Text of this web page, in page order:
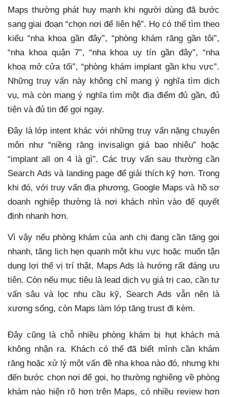
Maps thường phát huy mạnh khi người dùng đã bước
sang giai đoạn “chọn nơi để liên hệ”. Họ có thể tìm theo
kiểu “nha khoa gần đây”, “phòng khám răng gần tôi”,
“nha khoa quận 7”, “nha khoa uy tín gần đây”, “nha
khoa mở cửa tối”, “phòng khám implant gần khu vực”.
Những truy vấn này không chỉ mang ý nghĩa tìm dịch
vụ, mà còn mang ý nghĩa tìm một địa điểm đủ gần, đủ
tiện và đủ tin để gọi ngay.
Đây là lớp intent khác với những truy vấn nặng chuyên
môn như “niềng răng invisalign giá bao nhiêu” hoặc
“implant all on 4 là gì”. Các truy vấn sau thường cần
Search Ads và landing page để giải thích kỹ hơn. Trong
khi đó, với truy vấn địa phương, Google Maps và hồ sơ
doanh nghiệp thường là nơi khách nhìn vào để quyết
định nhanh hơn.
Vì vậy nếu phòng khám của anh chị đang cần tăng gọi
nhanh, tăng lịch hẹn quanh một khu vực hoặc muốn tận
dụng lợi thế vị trí thật, Maps Ads là hướng rất đáng ưu
tiên. Còn nếu mục tiêu là lead dịch vụ giá trị cao, cần tư
vấn sâu và lọc nhu cầu kỹ, Search Ads vẫn nên là
xương sống, còn Maps làm lớp tăng trust đi kèm.
Đây cũng là chỗ nhiều phòng khám bị hụt khách mà
không nhận ra. Khách có thể đã biết mình cần khám
răng hoặc xử lý một vấn đề nha khoa nào đó, nhưng khi
đến bước chọn nơi để gọi, họ thường nghiêng về phòng
khám nào hiện rõ hơn trên Maps, có nhiều review hơn